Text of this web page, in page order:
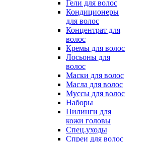
Гели для волос
Кондиционеры
для волос
Концентрат для
волос
Кремы для волос
Лосьоны для
волос
Маски для волос
Масла для волос
Муссы для волос
Наборы
Пилинги для
кожи головы
Спец.уходы
Спреи для волос